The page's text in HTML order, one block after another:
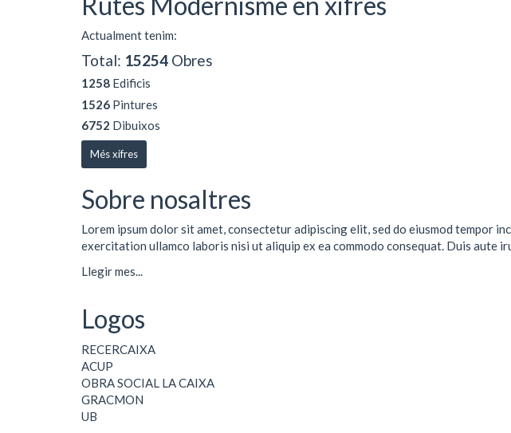
Actualment tenim:
Total: 15254 Obres
1258 Edificis
1526 Pintures
6752 Dibuixos
Més xifres
Sobre nosaltres
Lorem ipsum dolor sit amet, consectetur adipiscing elit, sed do eiusmod tempor
exercitation ullamco laboris nisi ut aliquip ex ea commodo consequat. Duis aute
Llegir mes...
Logos
RECERCAIXA
ACUP
OBRA SOCIAL LA CAIXA
GRACMON
UB